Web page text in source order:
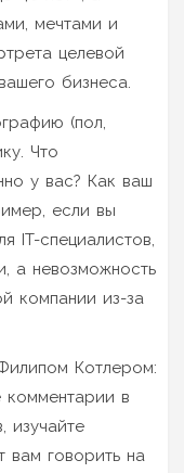
мечтами и
целевой
бизнеса.
(пол,
Что
у вас? Как ваш
если вы
IT-специалистов,
а невозможность
компании из-за
Котлером:
комментарии в
изучайте
вам говорить на